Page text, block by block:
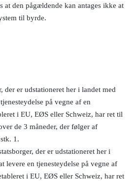
at den pågældende kan antages ikke at
til byrde.
der er udstationeret her i landet med
på vegne af en
i EU, EØS eller Schweiz, har ret til
de 3 måneder, der følger af
1.
der er udstationeret her i
levere en tjenesteydelse på vegne af
i EU, EØS eller Schweiz, har ret